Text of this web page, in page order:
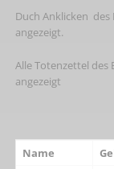
Duch Anklicken
angezeigt.
Alle Totenzettel des
angezeigt
Name